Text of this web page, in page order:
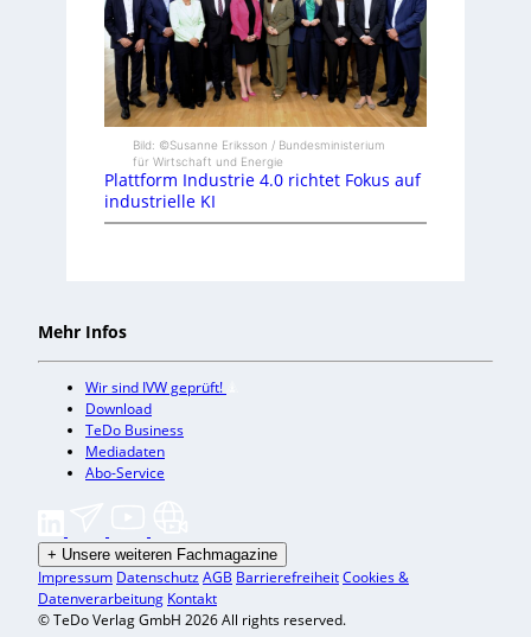
Bild: ©Susanne Eriksson / Bundesministerium
für Wirtschaft und Energie
Plattform Industrie 4.0 richtet Fokus auf
industrielle KI
Mehr Infos
Wir sind IVW geprüft!
Download
TeDo Business
Mediadaten
Abo-Service
+ Unsere weiteren Fachmagazine
Impressum DatenschutzAGB BarrierefreiheitCookies &
Datenverarbeitung Kontakt
© TeDo Verlag GmbH 2026 All rights reserved.